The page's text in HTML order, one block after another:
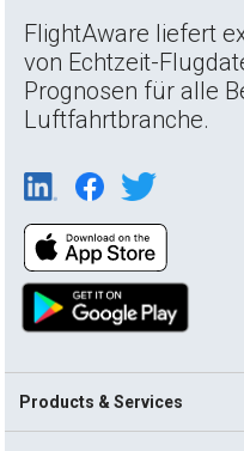
FlightAware liefert
von Echtzeit-
Prognosen für alle
Luftfahrtbranche.
Products & Services